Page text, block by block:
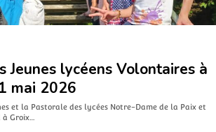
Jeunes lycéens Volontaires à
mai 2026
et la Pastorale des lycées Notre-Dame de la Paix et
Groix…